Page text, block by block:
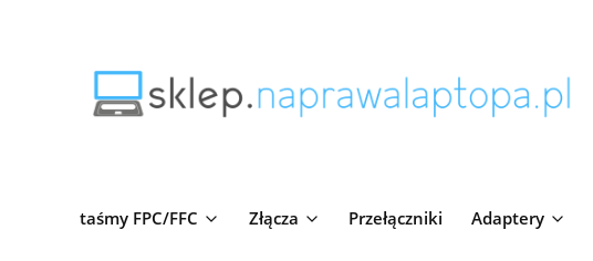
taśmy FPC/FFC Złącza Przełączniki Adaptery